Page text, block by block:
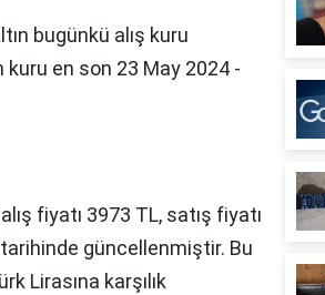
bugünkü alış kuru
kuru en son 23 May 2024 -
fiyatı 3973 TL, satış fiyatı
güncellenmiştir. Bu
Lirasına karşılık